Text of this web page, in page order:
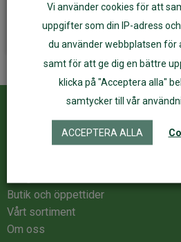
Lägg till i varukorg
Kundservice
Kontakta oss
Butik och öppettider
Vårt sortiment
Om oss
Vi använder cookies för att
uppgifter som din IP-adress
du använder webbplatsen för
samt för att ge dig en bättre
klicka på "Acceptera alla"
samtycker till vår
ACCEPTERA ALLA